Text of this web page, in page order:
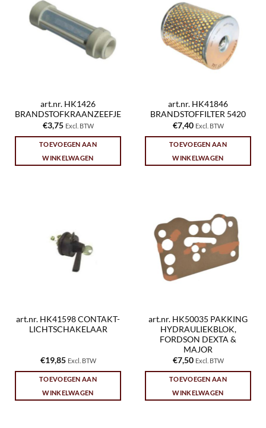
art.nr. HK1426
BRANDSTOFKRAANZEEFJE
€3,75 Excl. BTW
TOEVOEGEN AAN
WINKELWAGEN
art.nr. HK41846
BRANDSTOFFILTER 5420
€7,40 Excl. BTW
TOEVOEGEN AAN
WINKELWAGEN
art.nr. HK41598 CONTAKT-
LICHTSCHAKELAAR
€19,85 Excl. BTW
TOEVOEGEN AAN
WINKELWAGEN
art.nr. HK50035 PAKKING
HYDRAULIEKBLOK,
FORDSON DEXTA &
MAJOR
€7,50 Excl. BTW
TOEVOEGEN AAN
WINKELWAGEN